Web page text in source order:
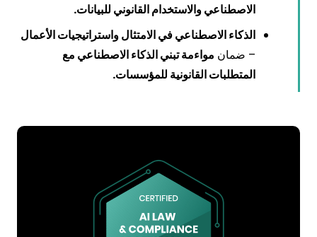
الاصطناعي والاستخدام القانوني للبيانات.
الذكاء الاصطناعي في الامتثال واستراتيجيات الأعمال
– ضمان مواءمة تبني الذكاء الاصطناعي مع
المتطلبات القانونية للمؤسسات.